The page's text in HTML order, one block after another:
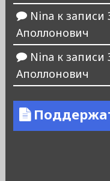
Nina к записи
Аполлонович
Nina к записи
Аполлонович